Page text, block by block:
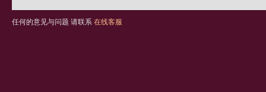
任何的意见与问题 请联系 在线客服